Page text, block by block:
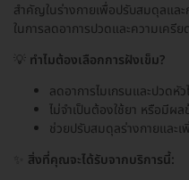
สำคัญในร่างกายเพื่อปรับสมดุลแล
ในการลดอาการปวดและความเครียด
💡 ทำไมต้องเลือกการฝังเข็ม?
ลดอาการไมเกรนและปวดหั
ไม่จำเป็นต้องใช้ยา หรือมีผ
ช่วยปรับสมดุลร่างกายและ
สิ่งที่คุณจะได้รับจากบริการนี้: